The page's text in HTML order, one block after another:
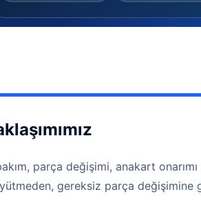
parça değişimi, anakart
gereksiz parça değişimine